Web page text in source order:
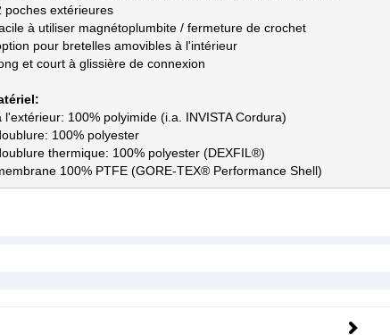
poches extérieures
à utiliser magnétoplumbite / fermeture de crochet
pour bretelles amovibles à l'intérieur
et court à glissière de connexion
l'extérieur: 100% polyimide (i.a. INVISTA Cordura)
100% polyester
thermique: 100% polyester (DEXFIL®)
100% PTFE (GORE-TEX® Performance Shell)